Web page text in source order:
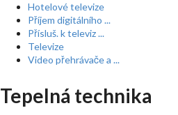
Hotelové televize
Příjem digitálního ...
Přísluš. k televiz ...
Televize
Video přehrávače a ...
Tepelná technika